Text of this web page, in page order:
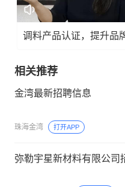
调料产品认证，提升品
相关推荐
金湾最新招聘信息
珠海金湾 打开APP
弥勒宇星新材料有限公司